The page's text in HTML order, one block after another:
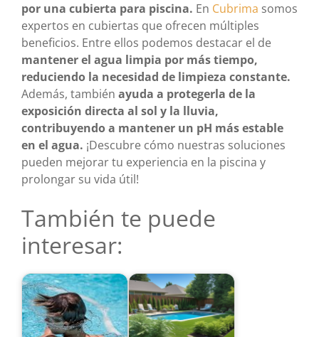
por una cubierta para piscina. En Cubrima somos
expertos en cubiertas que ofrecen múltiples
beneficios. Entre ellos podemos destacar el de
mantener el agua limpia por más tiempo,
reduciendo la necesidad de limpieza constante.
Además, también ayuda a protegerla de la
exposición directa al sol y la lluvia,
contribuyendo a mantener un pH más estable
en el agua. ¡Descubre cómo nuestras soluciones
pueden mejorar tu experiencia en la piscina y
prolongar su vida útil!
También te puede
interesar: